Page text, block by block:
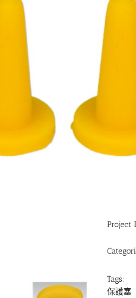
Project
Tags:
保護塞